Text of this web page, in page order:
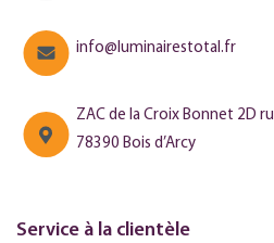
info@luminairestotal.fr
ZAC de la Croix Bonnet 2D
78390 Bois d’Arcy
Service à la clientèle